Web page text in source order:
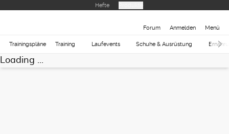
Hefte
Forum Anmelden Menü
Trainingspläne Training Laufevents Schuhe & Ausrüstung
Loading ...